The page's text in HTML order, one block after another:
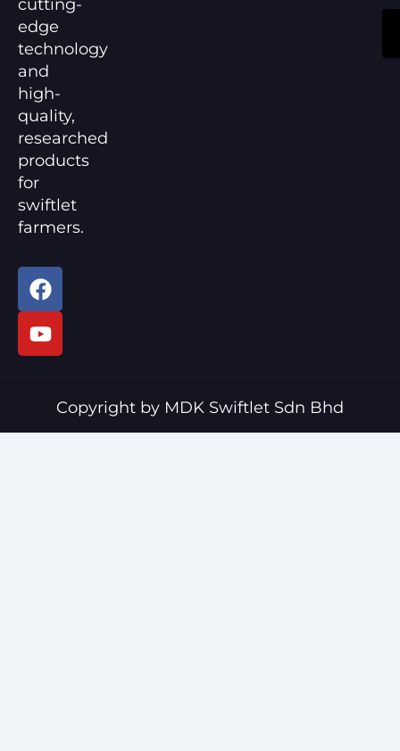
cutting-
edge
technology
and
high-
quality,
researched
products
for
swiftlet
farmers.
F
a
c
e
k
Y
o
u
t
Copyright by MDK Swiftlet Sdn Bhd